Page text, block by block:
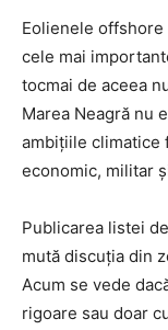
Eolienele
cele mai
tocmai de aceea
Marea Neagră nu
ambițiile climatice
economic, militar
Publicarea listei
mută discuția din
Acum se vede
rigoare sau doar